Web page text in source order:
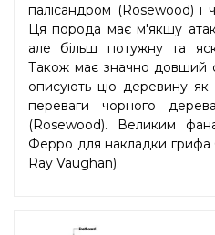
палісандром (Rosewood)
Ця порода має м'якшу
але більш потужну та
Також має значно довший
описують цю деревину як
переваги чорного
(Rosewood). Великим
Ферро для накладки грифа
Ray Vaughan).